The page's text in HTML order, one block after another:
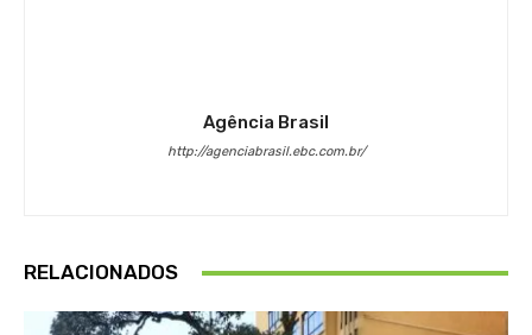
Agência Brasil
http://agenciabrasil.ebc.com.br/
RELACIONADOS